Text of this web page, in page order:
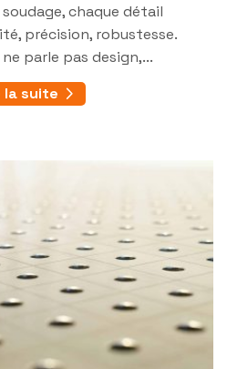
soudage, chaque détail
précision, robustesse.
parle pas design,...
la suite